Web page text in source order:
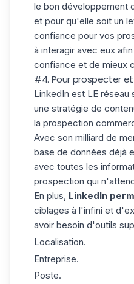
le bon développement
et pour qu'elle soit un
confiance pour vos
à interagir avec eux
confiance et de mieux
#4. Pour prospecter
LinkedIn est LE réseau
une stratégie de
la prospection
Avec son milliard de
base de données déjà
avec toutes les
prospection qui
En plus, LinkedIn
ciblages à l'infini et d'
avoir besoin d'outils
Localisation.
Entreprise.
Poste.